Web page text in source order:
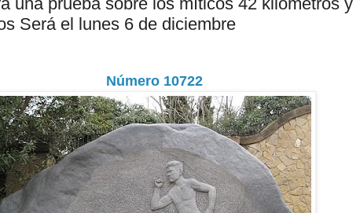
Será el lunes 6 de diciembre
Número 10722